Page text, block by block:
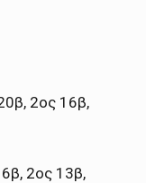
2ος 16β,
2ος 13β,